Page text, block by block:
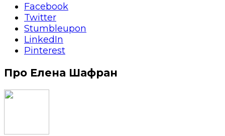
Facebook
Twitter
Stumbleupon
LinkedIn
Pinterest
Про Елена Шафран